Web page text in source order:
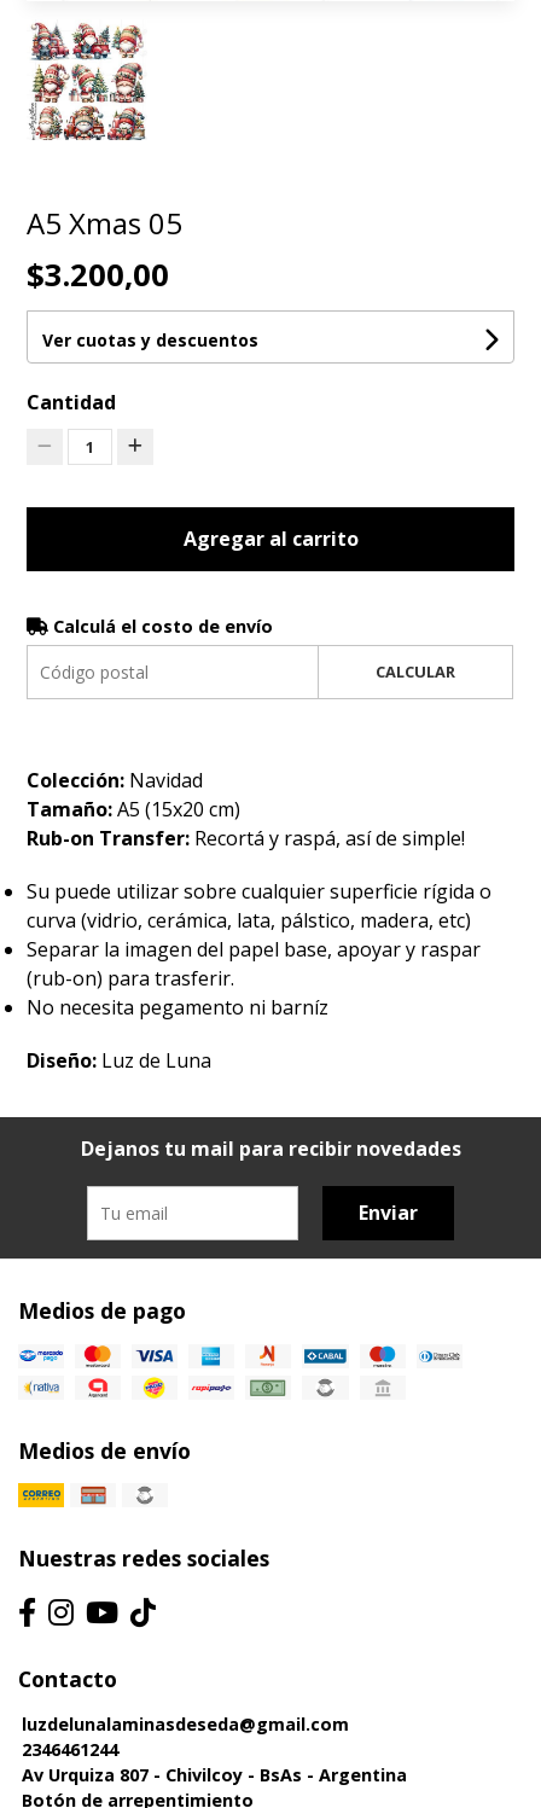
A5 Xmas 05
$3.200,00
Ver cuotas y descuentos
Cantidad
1
Agregar al carrito
Calculá el costo de envío
CALCULAR
Colección: Navidad
Tamaño:A5 (15x20 cm)
Rub-on Transfer: Recortá y raspá, así de simple!
Su puede utilizar sobre cualquier superficie rígida o
curva (vidrio, cerámica, lata, pálstico, madera, etc)
Separar la imagen del papel base, apoyar y raspar
(rub-on) para trasferir.
No necesita pegamento ni barníz
Diseño: Luz de Luna
Dejanos tu mail para recibir novedades
Enviar
Medios de pago
Medios de envío
Nuestras redes sociales
Contacto
luzdelunalaminasdeseda@gmail.com
2346461244
Av Urquiza 807 - Chivilcoy - BsAs - Argentina
Botón de arrepentimiento